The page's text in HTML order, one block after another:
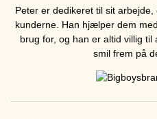
Peter er dedikeret til sit
kunderne. Han hjælper dem
brug for, og han er altid villig
smil frem på